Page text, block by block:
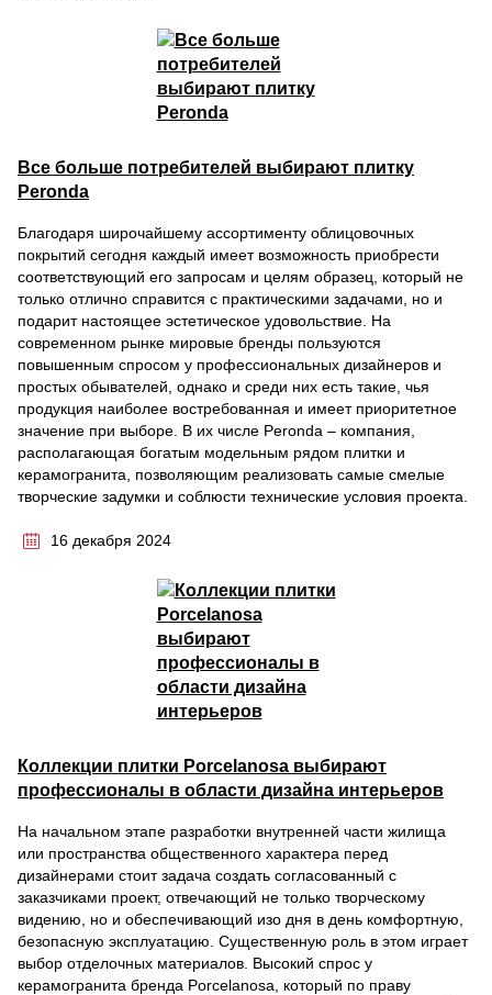
Все больше потребителей выбирают плитку
Peronda
Благодаря широчайшему ассортименту облицовочных
покрытий сегодня каждый имеет возможность приобрести
соответствующий его запросам и целям образец, который не
только отлично справится с практическими задачами, но и
подарит настоящее эстетическое удовольствие. На
современном рынке мировые бренды пользуются
повышенным спросом у профессиональных дизайнеров и
простых обывателей, однако и среди них есть такие, чья
продукция наиболее востребованная и имеет приоритетное
значение при выборе. В их числе Peronda – компания,
располагающая богатым модельным рядом плитки и
керамогранита, позволяющим реализовать самые смелые
творческие задумки и соблюсти технические условия проекта.
16 декабря 2024
Коллекции плитки Porcelanosa выбирают
профессионалы в области дизайна интерьеров
На начальном этапе разработки внутренней части жилища
или пространства общественного характера перед
дизайнерами стоит задача создать согласованный с
заказчиками проект, отвечающий не только творческому
видению, но и обеспечивающий изо дня в день комфортную,
безопасную эксплуатацию. Существенную роль в этом играет
выбор отделочных материалов. Высокий спрос у
керамогранита бренда Porcelanosa, который по праву